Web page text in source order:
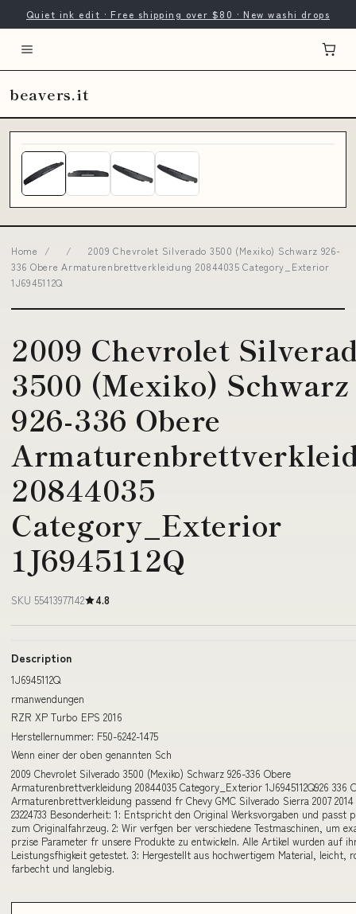
Quiet ink edit · Free shipping over $80 · New washi drops
beavers.it
Home / /
2009 Chevrolet Silverado 3500 (Mexiko) Schwarz 926-
336 Obere Armaturenbrettverkleidung 20844035 Category_Exterior
1J6945112Q
2009 Chevrolet
3500 (Mexiko) Schwarz
926-336 Obere
20844035
Category_Exterior
1J6945112Q
SKU 55413977142 4.8
Description
1J6945112Q
rmanwendungen
RZR XP Turbo EPS 2016
Herstellernummer: F50-6242-1475
Wenn einer der oben genannten Sch
2009 Chevrolet Silverado 3500 (Mexiko) Schwarz 926-336 Obere
Armaturenbrettverkleidung 20844035 Category_Exterior 1J6945112Q926 336
Armaturenbrettverkleidung passend fr Chevy GMC Silverado Sierra 2007 2014
23224733 Besonderheit: 1: Entspricht den Original Werksvorgaben und passt
zum Originalfahrzeug. 2: Wir verfgen ber verschiedene Testmaschinen, um
przise Parameter fr unsere Produkte zu entwickeln. Alle Artikel wurden auf
Leistungsfhigkeit getestet. 3: Hergestellt aus hochwertigem Material, leicht,
farbecht und langlebig.